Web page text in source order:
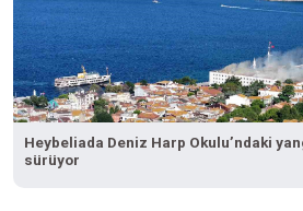
Heybeliada Deniz Harp Okulu’ndaki
sürüyor